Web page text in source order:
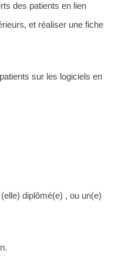
des patients en lien
et réaliser une fiche
sur les logiciels en
diplômé(e) , ou un(e)